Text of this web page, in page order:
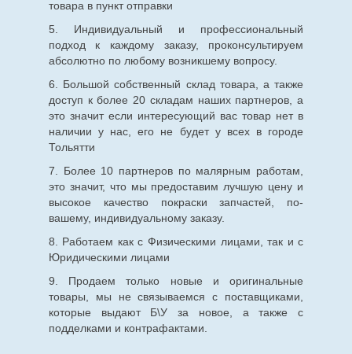
товара в пункт отправки
5. Индивидуальный и профессиональный
подход к каждому заказу, проконсультируем
абсолютно по любому возникшему вопросу.
6. Большой собственный склад товара, а также
доступ к более 20 складам наших партнеров, а
это значит если интересующий вас товар нет в
наличии у нас, его не будет у всех в городе
Тольятти
7. Более 10 партнеров по малярным работам,
это значит, что мы предоставим лучшую цену и
высокое качество покраски запчастей, по-
вашему, индивидуальному заказу.
8. Работаем как с Физическими лицами, так и с
Юридическими лицами
9. Продаем только новые и оригинальные
товары, мы не связываемся с поставщиками,
которые выдают Б\У за новое, а также с
подделками и контрафактами.